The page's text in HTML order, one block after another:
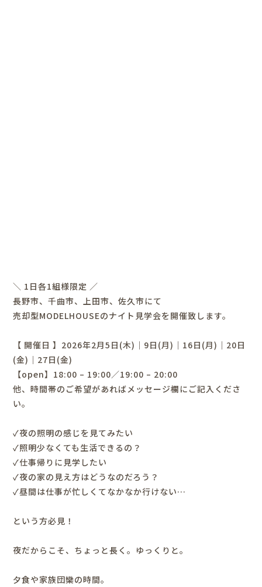
＼ 1日各1組様限定 ／
長野市、千曲市、上田市、佐久市にて
売却型MODELHOUSEのナイト見学会を開催致します。
【 開催日 】2026年2月5日(木)｜9日(月)｜16日(月)｜20日
(金)｜27日(金)
【open】18:00 – 19:00／19:00 – 20:00
他、時間帯のご希望があればメッセージ欄にご記入くださ
い。
✓夜の照明の感じを見てみたい
✓照明少なくても生活できるの？
✓仕事帰りに見学したい
✓夜の家の見え方はどうなのだろう？
✓昼間は仕事が忙しくてなかなか行けない…
という方必見！
夜だからこそ、ちょっと長く。 ゆっくりと。
夕食や家族団欒の時間。